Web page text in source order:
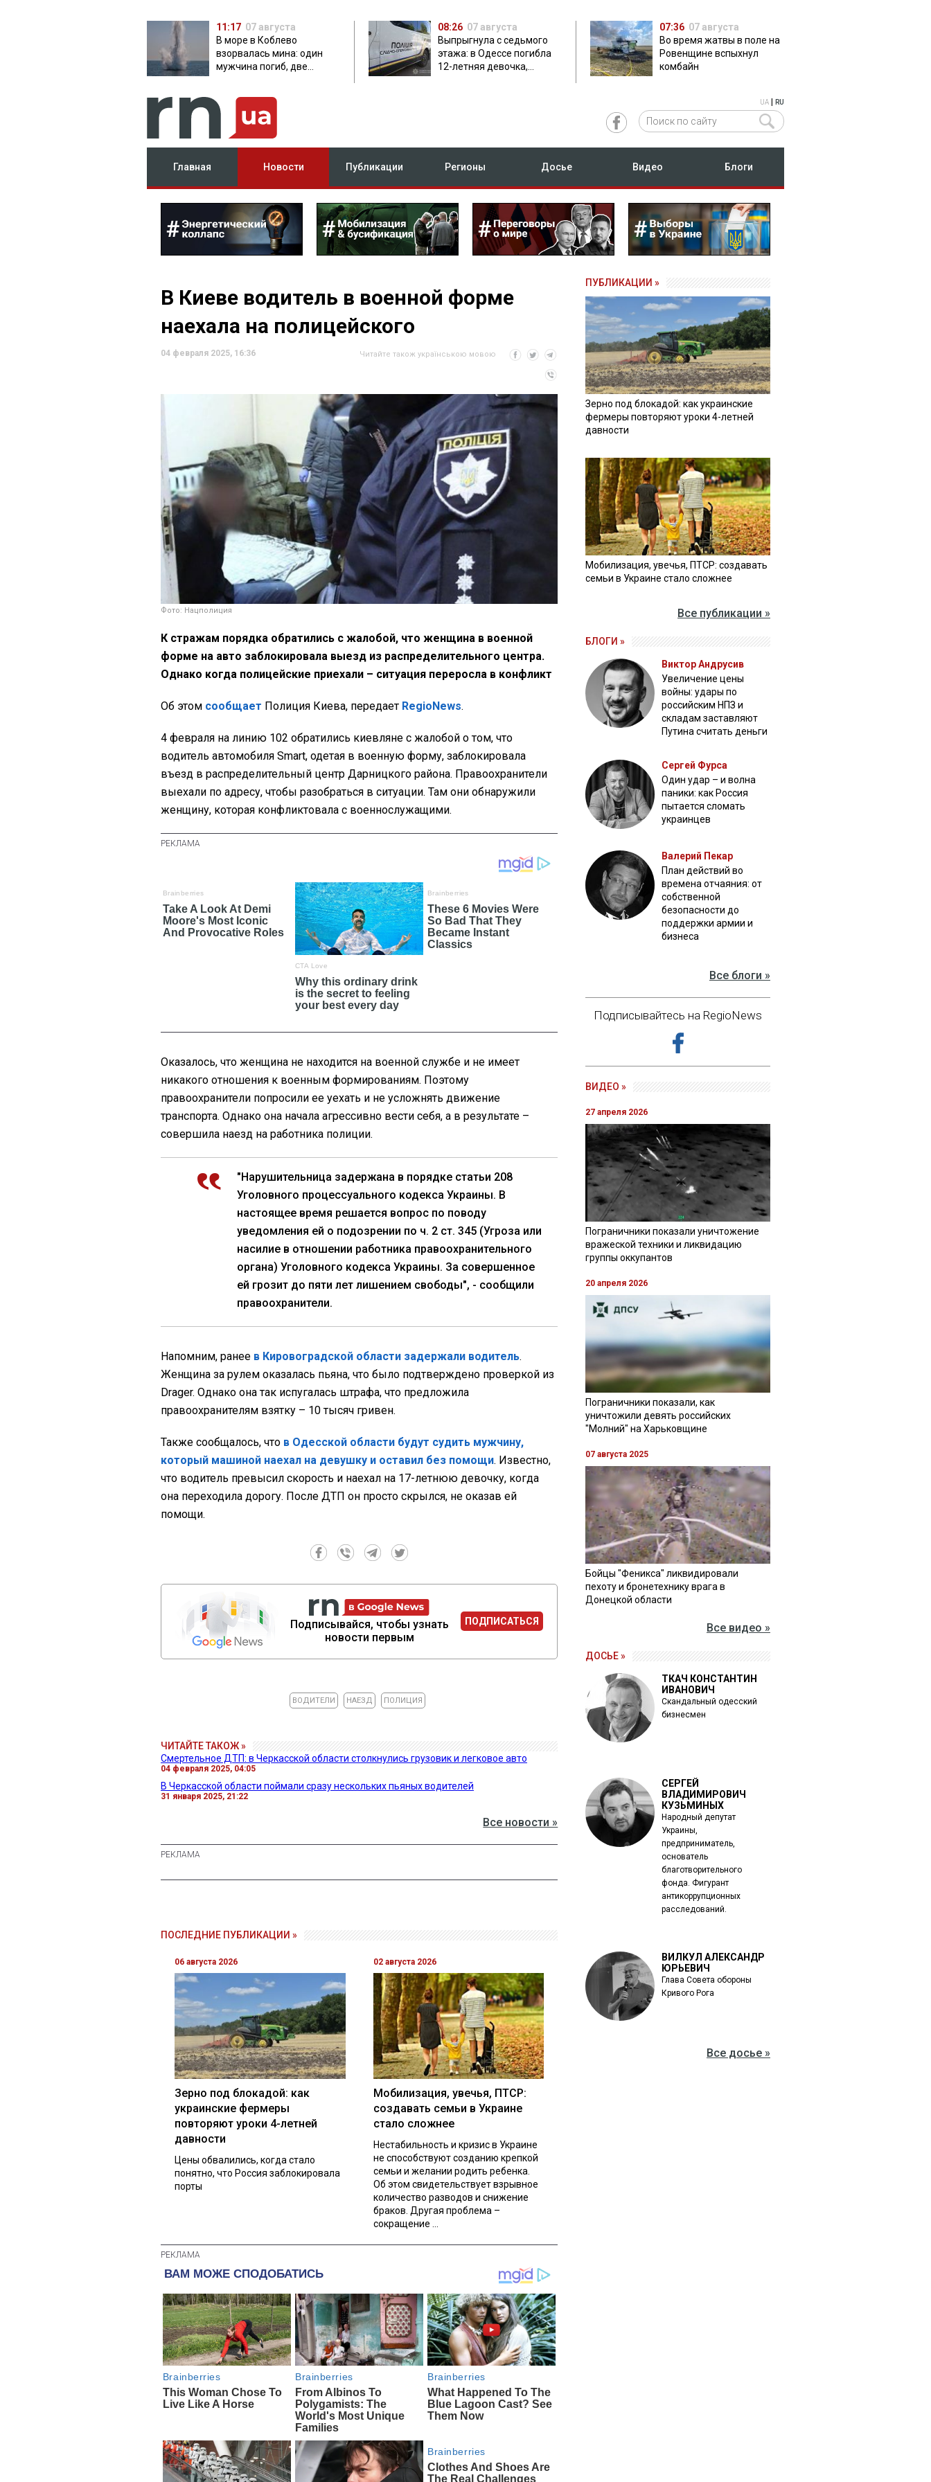
11:17 07 августа
В море в Коблево
взорвалась мина: один
мужчина погиб, две
08:26 07 августа
Выпрыгнула с седьмого
этажа: в Одессе погибла
12-летняя девочка,
07:36 07 августа
Во время жатвы в поле на
Ровенщине вспыхнул
комбайн
UA RU
Главная Новости Публикации Регионы Досье Видео Блоги
В Киеве водитель в военной форме
наехала на полицейского
04 февраля 2025, 16:36 Читайте також українською мовою
Фото: Нацполиция
К стражам порядка обратились с жалобой, что женщина в военной
форме на авто заблокировала выезд из распределительного центра.
Однако когда полицейские приехали – ситуация переросла в конфликт
Об этом сообщает Полиция Киева, передает RegioNews.
4 февраля на линию 102 обратились киевляне с жалобой о том, что
водитель автомобиля Smart, одетая в военную форму, заблокировала
въезд в распределительный центр Дарницкого района. Правоохранители
выехали по адресу, чтобы разобраться в ситуации. Там они обнаружили
женщину, которая конфликтовала с военнослужащими.
Оказалось, что женщина не находится на военной службе и не имеет
никакого отношения к военным формированиям. Поэтому
правоохранители попросили ее уехать и не усложнять движение
транспорта. Однако она начала агрессивно вести себя, а в результате –
совершила наезд на работника полиции.
"Нарушительница задержана в порядке статьи 208
Уголовного процессуального кодекса Украины. В
настоящее время решается вопрос по поводу
уведомления ей о подозрении по ч. 2 ст. 345 (Угроза или
насилие в отношении работника правоохранительного
органа) Уголовного кодекса Украины. За совершенное
ей грозит до пяти лет лишением свободы", - сообщили
правоохранители.
Напомним, ранее в Кировоградской области задержали водитель.
Женщина за рулем оказалась пьяна, что было подтверждено проверкой из
Drager. Однако она так испугалась штрафа, что предложила
правоохранителям взятку – 10 тысяч гривен.
Также сообщалось, что в Одесской области будут судить мужчину,
который машиной наехал на девушку и оставил без помощи. Известно,
что водитель превысил скорость и наехал на 17-летнюю девочку, когда
она переходила дорогу. После ДТП он просто скрылся, не оказав ей
помощи.
Подписывайся, чтобы узнать
новости первым
ПОДПИСАТЬСЯ
ВОДИТЕЛИ НАЕЗД ПОЛИЦИЯ
ЧИТАЙТЕ ТАКОЖ »
Смертельное ДТП: в Черкасской области столкнулись грузовик и легковое авто
04 февраля 2025, 04:05
В Черкасской области поймали сразу нескольких пьяных водителей
31 января 2025, 21:22
Все новости »
ПОСЛЕДНИЕ ПУБЛИКАЦИИ »
06 августа 2026
Зерно под блокадой: как
украинские фермеры
повторяют уроки 4-летней
давности
Цены обвалились, когда стало
понятно, что Россия заблокировала
порты
02 августа 2026
Мобилизация, увечья, ПТСР:
создавать семьи в Украине
стало сложнее
Нестабильность и кризис в Украине
не способствуют созданию крепкой
семьи и желании родить ребенка.
Об этом свидетельствует взрывное
количество разводов и снижение
браков. Другая проблема –
сокращение ...
ПУБЛИКАЦИИ »
Зерно под блокадой: как украинские
фермеры повторяют уроки 4-летней
давности
Мобилизация, увечья, ПТСР: создавать
семьи в Украине стало сложнее
Все публикации »
БЛОГИ »
Виктор Андрусив
Увеличение цены
войны: удары по
российским НПЗ и
складам заставляют
Путина считать деньги
Сергей Фурса
Один удар – и волна
паники: как Россия
пытается сломать
украинцев
Валерий Пекар
План действий во
времена отчаяния: от
собственной
безопасности до
поддержки армии и
бизнеса
Все блоги »
Подписывайтесь на RegioNews
ВИДЕО »
27 апреля 2026
Пограничники показали уничтожение
вражеской техники и ликвидацию
группы оккупантов
20 апреля 2026
Пограничники показали, как
уничтожили девять российских
"Молний" на Харьковщине
07 августа 2025
Бойцы "Феникса" ликвидировали
пехоту и бронетехнику врага в
Донецкой области
Все видео »
ДОСЬЕ »
ТКАЧ КОНСТАНТИН
ИВАНОВИЧ
Скандальный одесский
бизнесмен
СЕРГЕЙ
ВЛАДИМИРОВИЧ
КУЗЬМИНЫХ
Народный депутат
Украины,
предприниматель,
основатель
благотворительного
фонда. Фигурант
антикоррупционных
расследований.
ВИЛКУЛ АЛЕКСАНДР
ЮРЬЕВИЧ
Глава Совета обороны
Кривого Рога
Все досье »